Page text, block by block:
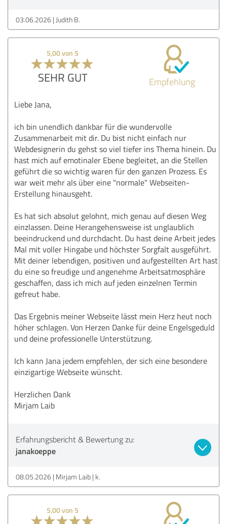
03.06.2026 Judith B.
5,00 von 5
SEHR GUT Empfehlung
Liebe Jana,
ich bin unendlich dankbar für die wundervolle
Zusammenarbeit mit dir. Du bist nicht einfach nur
Webdesignerin du gehst so viel tiefer ins Thema hinein. Du
hast mich auf emotinaler Ebene begleitet, an die Stellen
geführt die so wichtig waren für den ganzen Prozess. Es
war weit mehr als über eine "normale" Webseiten-
Erstellung hinausgeht.
Es hat sich absolut gelohnt, mich genau auf diesen Weg
einzlassen. Deine Herangehensweise ist unglaublich
beeindruckend und durchdacht. Du hast deine Arbeit jedes
Mal mit voller Hingabe und höchster Sorgfalt ausgeführt.
Mit deiner lebendigen, positiven und aufgestellten Art hast
du eine so freudige und angenehme Arbeitsatmosphäre
geschaffen, dass ich mich auf jeden einzelnen Termin
gefreut habe.
Das Ergebnis meiner Webseite lässt mein Herz heut noch
höher schlagen. Von Herzen Danke für deine Engelsgeduld
und deine professionelle Unterstützung.
Ich kann Jana jedem empfehlen, der sich eine besondere
einzigartige Webseite wünscht.
Herzlichen Dank
Mirjam Laib
Erfahrungsbericht & Bewertung zu:
janakoeppe
08.05.2026 Mirjam Laib | k.
5,00 von 5